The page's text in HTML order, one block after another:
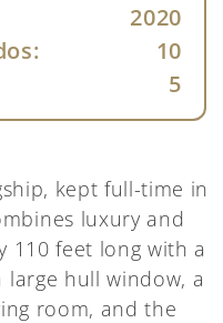
2020
10
5
kept full-time in
luxury and
110 feet long with a
hull window, a
room, and the